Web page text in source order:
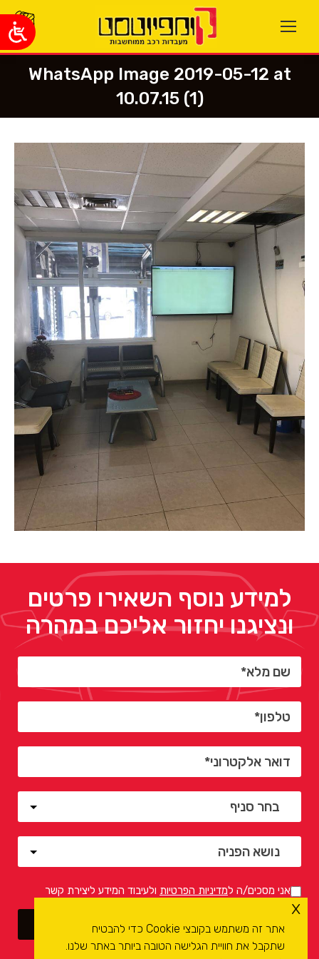
WhatsApp Image 2019-05-12 at
10.07.15 (1)
You are here:
למידע נוסף השאירו פרטים
ונציגנו יחזור אליכם במהרה
אני מסכים/ה למדיניות הפרטיות ולעיבוד המידע ליצירת קשר
אתר זה משתמש בקובצי Cookie כדי להבטיח
שתקבל את חוויית הגלישה הטובה ביותר באתר שלנו.
x